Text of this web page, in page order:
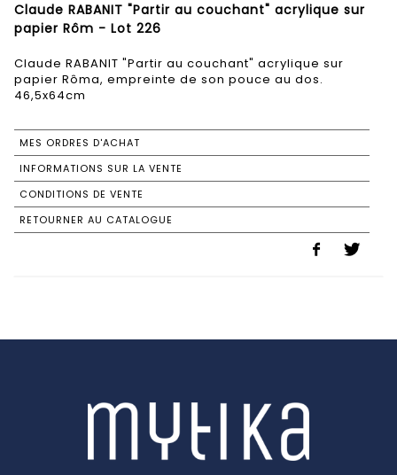
Claude RABANIT "Partir au couchant" acrylique sur
papier Rôm - Lot 226
Claude RABANIT "Partir au couchant" acrylique sur
papier Rôma, empreinte de son pouce au dos.
46,5x64cm
MES ORDRES D'ACHAT
INFORMATIONS SUR LA VENTE
CONDITIONS DE VENTE
RETOURNER AU CATALOGUE